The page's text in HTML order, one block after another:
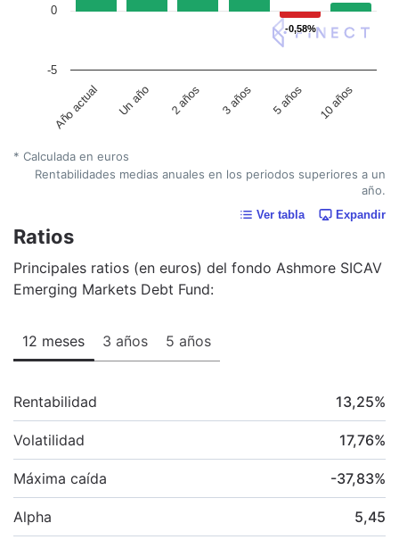
-0,58%
-0,58%
Año actual Un año 2 años 3 años 5 años 10 años
0
-5
* Calculada en euros
Rentabilidades medias anuales en los periodos superiores a un
año.
Ver tabla Expandir
Ratios
Principales ratios (en euros) del fondo Ashmore SICAV
Emerging Markets Debt Fund:
12 meses 3 años 5 años
Rentabilidad 13,25%
Volatilidad 17,76%
Máxima caída -37,83%
Alpha 5,45